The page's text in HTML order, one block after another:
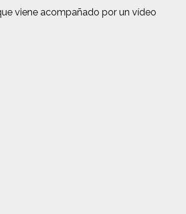
viene acompañado por un vídeo